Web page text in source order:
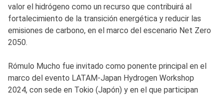
valor el hidrógeno como un recurso que contribuirá al
fortalecimiento de la transición energética y reducir las
emisiones de carbono, en el marco del escenario Net Zero
2050.
Rómulo Mucho fue invitado como ponente principal en el
marco del evento LATAM-Japan Hydrogen Workshop
2024, con sede en Tokio (Japón) y en el que participan